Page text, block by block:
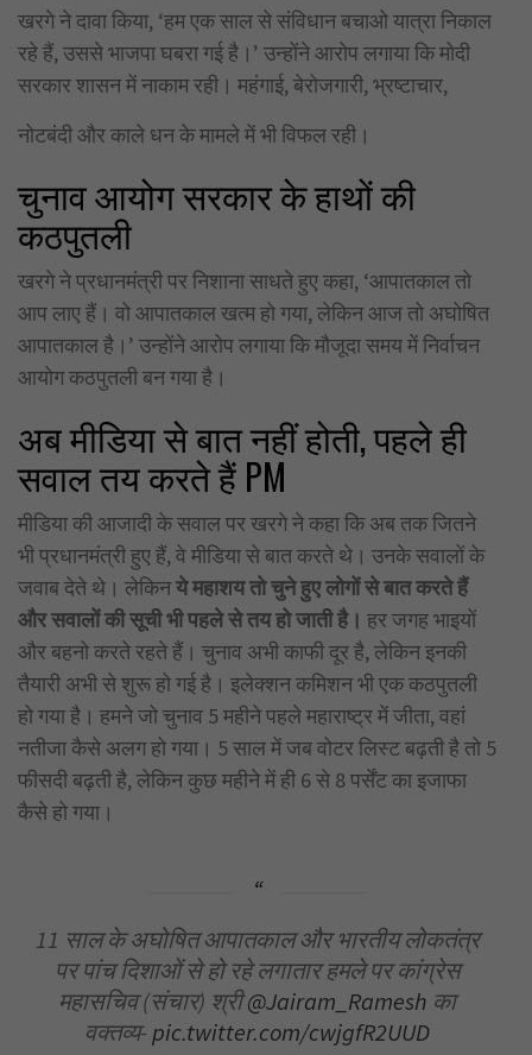
खरगे ने दावा किया, ‘हम एक साल से संविधान बचाओ यात्रा निकाल
रहे हैं, उससे भाजपा घबरा गई है।’ उन्होंने आरोप लगाया कि मोदी
सरकार शासन में नाकाम रही। महंगाई, बेरोजगारी, भ्रष्टाचार,
नोटबंदी और काले धन के मामले में भी विफल रही।
चुनाव आयोग सरकार के हाथों की
कठपुतली
खरगे ने प्रधानमंत्री पर निशाना साधते हुए कहा, ‘आपातकाल तो
आप लाए हैं। वो आपातकाल खत्म हो गया, लेकिन आज तो अघोषित
आपातकाल है।’ उन्होंने आरोप लगाया कि मौजूदा समय में निर्वाचन
आयोग कठपुतली बन गया है।
अब मीडिया से बात नहीं होती, पहले ही
सवाल तय करते हैं PM
मीडिया की आजादी के सवाल पर खरगे ने कहा कि अब तक जितने
भी प्रधानमंत्री हुए हैं, वे मीडिया से बात करते थे। उनके सवालों के
जवाब देते थे। लेकिनये महाशय तो चुने हुए लोगों से बात करते हैं
और सवालों की सूची भी पहले से तय हो जाती है। हर जगह भाइयों
और बहनो करते रहते हैं। चुनाव अभी काफी दूर है, लेकिन इनकी
तैयारी अभी से शुरू हो गई है। इलेक्शन कमिशन भी एक कठपुतली
हो गया है। हमने जो चुनाव 5 महीने पहले महाराष्ट्र में जीता, वहां
नतीजा कैसे अलग हो गया। 5 साल में जब वोटर लिस्ट बढ़ती है तो 5
फीसदी बढ़ती है, लेकिन कुछ महीने में ही 6 से 8 पर्सेंट का इजाफा
कैसे हो गया।
11 साल के अघोषित आपातकाल और भारतीय लोकतंत्र
पर पांच दिशाओं से हो रहे लगातार हमले पर कांग्रेस
महासचिव (संचार) श्री@Jairam_Ramesh का
वक्तव्य-pic.twitter.com/cwjgfR2UUD